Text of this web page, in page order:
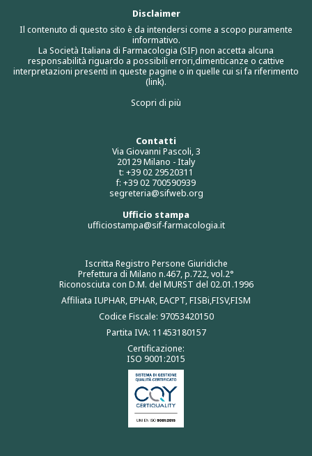
Contatti
Via Giovanni Pascoli, 3
20129 Milano - Italy
t: +39 02 29520311
f: +39 02 700590939
segreteria@sifweb.org
Ufficio stampa
ufficiostampa@sif-farmacologia.it
Iscritta Registro Persone Giuridiche
Prefettura di Milano n.467, p.722, vol.2°
Riconosciuta con D.M. del MURST del 02.01.1996
Affiliata IUPHAR, EPHAR, EACPT, FISBi,FISV,FISM
Codice Fiscale: 97053420150
Partita IVA: 11453180157
Certificazione:
ISO 9001:2015
Disclaimer
Il contenuto di questo sito è da intendersi come a scopo puramente
informativo.
La Società Italiana di Farmacologia (SIF) non accetta alcuna
responsabilità riguardo a possibili errori,dimenticanze o cattive
interpretazioni presenti in queste pagine o in quelle cui si fa riferimento
(link).
Scopri di più